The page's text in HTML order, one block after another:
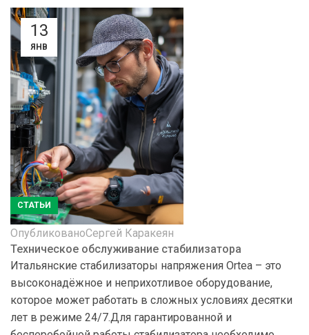
13
ЯНВ
СТАТЬИ
ОпубликованоСергей Каракеян
Техническое обслуживание стабилизатора
Итальянские стабилизаторы напряжения Ortea – это
высоконадёжное и неприхотливое оборудование,
которое может работать в сложных условиях десятки
лет в режиме 24/7.Для гарантированной и